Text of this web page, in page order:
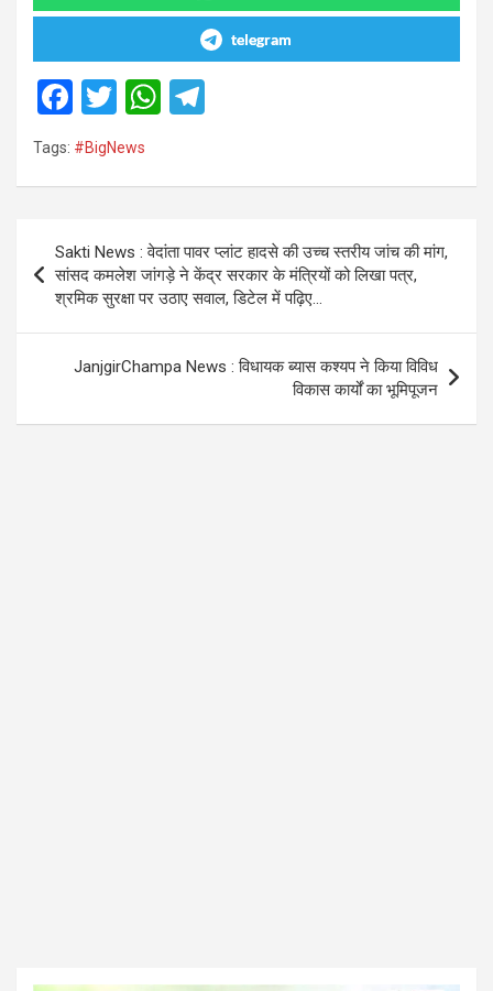
telegram
F
a
ce
o
o
k
T
tt
W
A
p
p
a
m
Tags: #BigNews
navigation
Sakti News : वेदांता पावर प्लांट हादसे की उच्च स्तरीय जांच की मांग,
सांसद कमलेश जांगड़े ने केंद्र सरकार के मंत्रियों को लिखा पत्र,
श्रमिक सुरक्षा पर उठाए सवाल, डिटेल में पढ़िए…
JanjgirChampa News : विधायक ब्यास कश्यप ने किया विविध
विकास कार्यों का भूमिपूजन